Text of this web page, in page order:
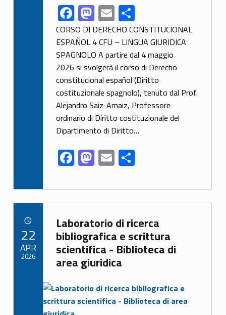
Link identifier share facebook archive #share-link-archive-19717F
ac
e
b
o
o
k
M
as
to
d
o
n
E
m
ai
l
S
h
ar
e
CORSO DI DERECHO CONSTITUCIONAL
ESPAÑOL 4 CFU – LINGUA GIURIDICA
SPAGNOLO A partire dal 4 maggio
2026 si svolgerà il corso di Derecho
constitucional español (Diritto
costituzionale spagnolo), tenuto dal Prof.
Alejandro Saiz-Arnaiz, Professore
ordinario di Diritto costituzionale del
Dipartimento di Diritto…
F
ac
e
b
o
o
k
M
as
to
d
o
n
E
m
ai
l
S
ar
e
Link identifier archive #link-archive-93905
Laboratorio di ricerca
bibliografica e scrittura
scientifica - Biblioteca di
area giuridica
Link identifier archive #link-archive-thumb-soap-1035
22
APR
2026